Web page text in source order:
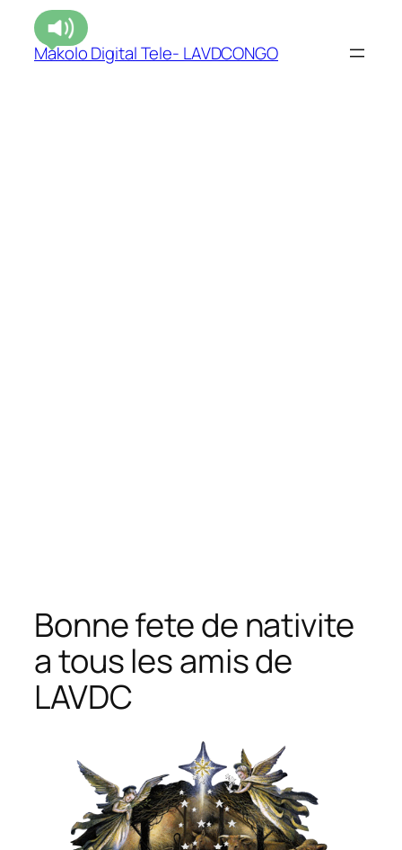
Makolo Digital Tele- LAVDCONGO
Bonne fete de nativite
a tous les amis de
LAVDC